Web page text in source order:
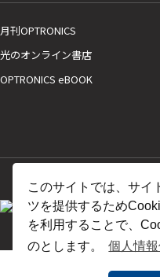
このサイトでは、サイ
ツを提供するため
を利用することで、
のとします。
個人情
月刊OPTRONICS
光のオンライン書店
OPTRONICS eBOOK